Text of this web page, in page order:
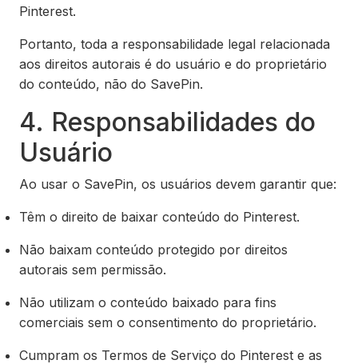
Pinterest.
Portanto, toda a responsabilidade legal relacionada
aos direitos autorais é do usuário e do proprietário
do conteúdo, não do SavePin.
4. Responsabilidades do
Usuário
Ao usar o SavePin, os usuários devem garantir que:
Têm o direito de baixar conteúdo do Pinterest.
Não baixam conteúdo protegido por direitos
autorais sem permissão.
Não utilizam o conteúdo baixado para fins
comerciais sem o consentimento do proprietário.
Cumpram os Termos de Serviço do Pinterest e as